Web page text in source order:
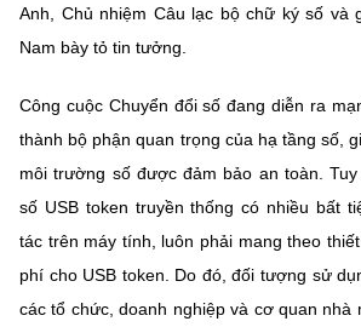
Anh, Chủ nhiệm Câu lạc bộ chữ ký số và
Nam bày tỏ tin tưởng.
Công cuộc Chuyển đổi số đang diễn ra
thành bộ phận quan trọng của hạ tầng số,
môi trường số được đảm bảo an toàn.
số USB token truyền thống có nhiều bất
tác trên máy tính, luôn phải mang theo
phí cho USB token. Do đó, đối tượng sử
các tổ chức, doanh nghiệp và cơ quan nhà